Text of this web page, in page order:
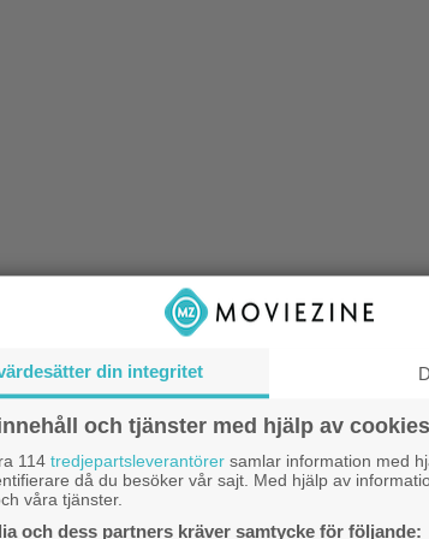
Tallulah råkar av en slump träffa på
som lämnar sitt barn hos henne för
gå ut och festa. En motvillig
hand om barnet under ett dygn, men
återvänder på fyllan väljer hon att
din integritet
och tjänster med hjälp av cookies
114 tredjepartsleverantörer samlar information med
då du besöker vår sajt. Med hjälp av
våra tjänster.
och dess partners kräver samtycke för följande: